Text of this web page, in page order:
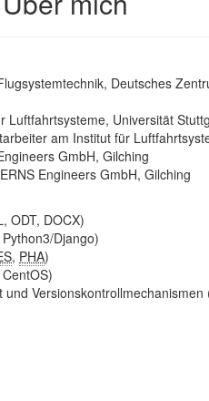
Deutsches
Luftfahrtsysteme, Universität
am Institut für
GmbH, Gilching
Engineers GmbH, Gilching
ODT, DOCX)
Django)
, PHA)
Versionskontrollmechanismen